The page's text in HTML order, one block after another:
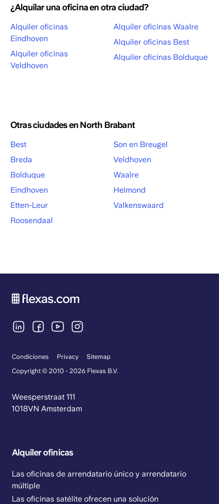
¿Alquilar una oficina en otra ciudad?
Alquiler oficinas
Eindhoven
Alquiler oficinas
Veldhoven
Alquiler oficinas Waalre
Alquiler oficinas Best
Alquiler oficinas Bolduque
Otras ciudades en North Brabant
Best
Breda
Bolduque
Eindhoven
Etten-Leur
Roosendaal
Son en Breugel
Veldhoven
Waalre
Helmond
Valkenswaard
Condiciones Privacy
Sitemap
Copyright © 2010 - 2026 Flexas B.V.
Weesperstraat 111
1018VN Amsterdam
Alquiler ofinicas
Las oficinas de arrendatario único y arrendatario
múltiple
Las oficinas satélite ofrecen una solución